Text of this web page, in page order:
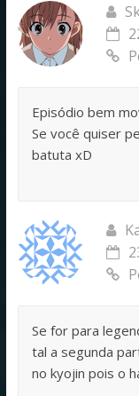
Episódio bem
Se você quiser
batuta xD
Se for para
tal a segunda
no kyojin pois o